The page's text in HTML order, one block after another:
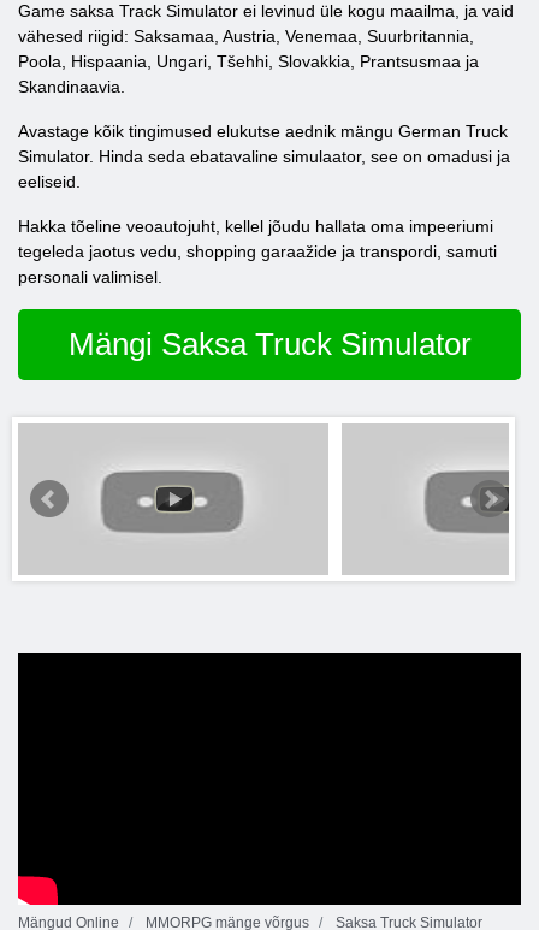
Game saksa Track Simulator ei levinud üle kogu maailma, ja vaid
vähesed riigid: Saksamaa, Austria, Venemaa, Suurbritannia,
Poola, Hispaania, Ungari, Tšehhi, Slovakkia, Prantsusmaa ja
Skandinaavia.
Avastage kõik tingimused elukutse aednik mängu German Truck
Simulator. Hinda seda ebatavaline simulaator, see on omadusi ja
eeliseid.
Hakka tõeline veoautojuht, kellel jõudu hallata oma impeeriumi
tegeleda jaotus vedu, shopping garaažide ja transpordi, samuti
personali valimisel.
Mängi Saksa Truck Simulator
Mängud Online MMORPG mänge võrgus Saksa Truck Simulator